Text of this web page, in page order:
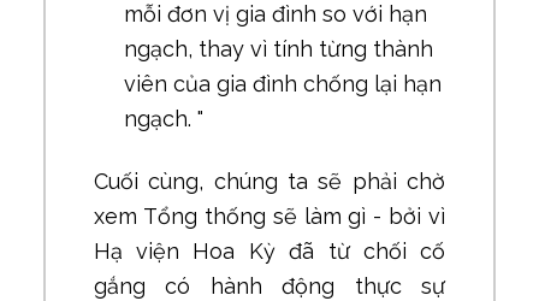
mỗi đơn vị gia đình so với hạn
ngạch, thay vì tính từng thành
viên của gia đình chống lại hạn
ngạch. "
Cuối cùng, chúng ta sẽ phải chờ
xem Tổng thống sẽ làm gì - bởi vì
Hạ viện Hoa Kỳ đã từ chối cố
gắng có hành động thực sự